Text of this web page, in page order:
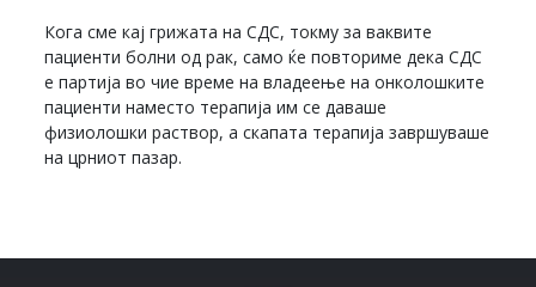
Кога сме кај грижата на СДС, токму за ваквите
пациенти болни од рак, само ќе повториме дека СДС
е партија во чие време на владеење на онколошките
пациенти наместо терапија им се даваше
физиолошки раствор, а скапата терапија завршуваше
на црниот пазар.